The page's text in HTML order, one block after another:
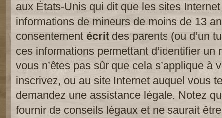
aux États-Unis qui dit que les sites
informations de mineurs de moins de 13
consentement écrit des parents (ou d’un
ces informations permettant d’identifier
vous n’êtes pas sûr que cela s’applique à
inscrivez, ou au site Internet auquel vous
demandez une assistance légale. Notez
fournir de conseils légaux et ne saurait